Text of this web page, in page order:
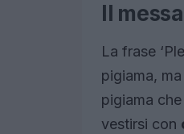
Il
La frase
pigiama,
pigiama
vestirsi con